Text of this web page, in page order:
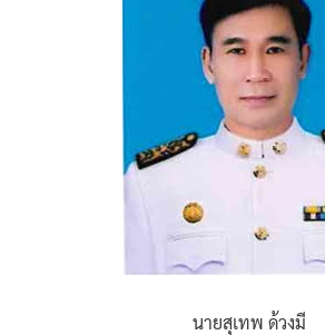
นายสุเทพ ด้วงมี